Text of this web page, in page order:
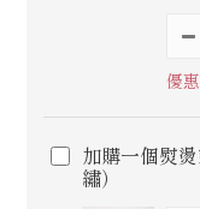
優
加購一個熨
繡）